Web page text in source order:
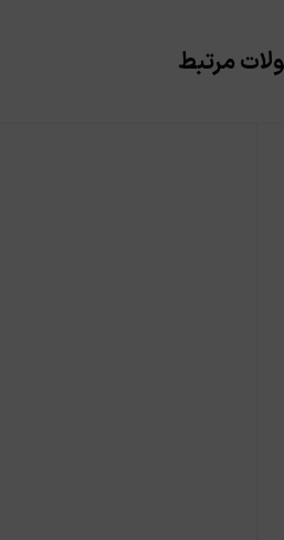
مرتبط